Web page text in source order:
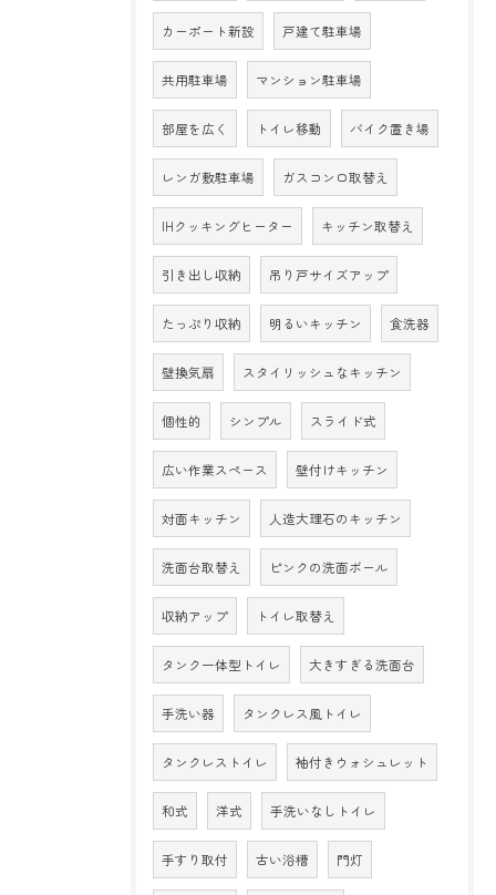
カーポート新設 戸建て駐車場
共用駐車場 マンション駐車場
部屋を広く トイレ移動 バイク置き場
レンガ敷駐車場 ガスコンロ取替え
IHクッキングヒーター キッチン取替え
引き出し収納 吊り戸サイズアップ
たっぷり収納 明るいキッチン 食洗器
壁換気扇 スタイリッシュなキッチン
個性的 シンプル スライド式
広い作業スペース 壁付けキッチン
対面キッチン 人造大理石のキッチン
洗面台取替え ピンクの洗面ボール
収納アップ トイレ取替え
タンク一体型トイレ 大きすぎる洗面台
手洗い器 タンクレス風トイレ
タンクレストイレ 袖付きウォシュレット
和式 洋式 手洗いなしトイレ
手すり取付 古い浴槽 門灯